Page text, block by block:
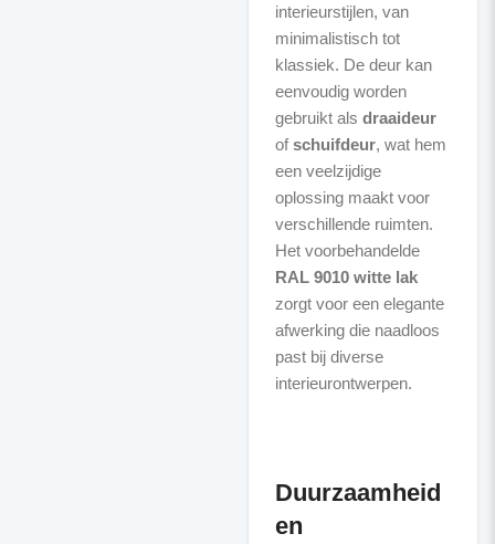
interieurstijlen, van
minimalistisch tot
klassiek. De deur kan
eenvoudig worden
gebruikt als draaideur
ofschuifdeur, wat hem
een veelzijdige
oplossing maakt voor
verschillende ruimten.
Het voorbehandelde
RAL 9010 witte lak
zorgt voor een elegante
afwerking die naadloos
past bij diverse
interieurontwerpen.
Duurzaamheid
en